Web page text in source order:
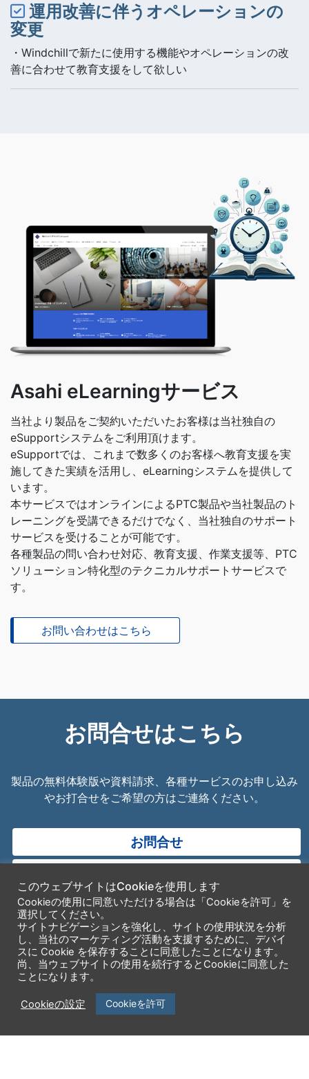
運用改善に伴うオペレーションの
変更
・Windchillで新たに使用する機能やオペレーションの改
善に合わせて教育支援をして欲しい
Asahi eLearningサービス
当社より製品をご契約いただいたお客様は当社独自の
eSupportシステムをご利用頂けます。
eSupportでは、これまで数多くのお客様へ教育支援を実
施してきた実績を活用し、eLearningシステムを提供して
います。
本サービスではオンラインによるPTC製品や当社製品のト
レーニングを受講できるだけでなく、当社独自のサポート
サービスを受けることが可能です。
各種製品の問い合わせ対応、教育支援、作業支援等、PTC
ソリューション特化型のテクニカルサポートサービスで
す。
お問い合わせはこちら
お問合せはこちら
製品の無料体験版や資料請求、各種サービスのお申し込み
やお打合せをご希望の方はご連絡ください。
お問合せ
このウェブサイトはCookieを使用します
Cookieの使用に同意いただける場合は「Cookieを許可」を
選択してください。
サイトナビゲーションを強化し、サイトの使用状況を分析
し、当社のマーケティング活動を支援するために、デバイ
スに Cookie を保存することに同意したことになります。
尚、当ウェブサイトの使用を続行するとCookieに同意した
ことになります。
Cookieの設定 Cookieを許可